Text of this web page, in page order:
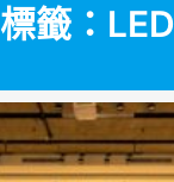
標籤：LED